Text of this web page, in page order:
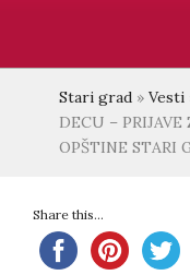
Stari grad » Vesti
DECU – PRIJAVE
OPŠTINE STARI
Share this...